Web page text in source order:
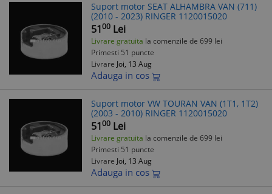
Suport motor SEAT ALHAMBRA VAN (711)
(2010 - 2023) RINGER 1120015020
5100 Lei
Livrare gratuita la comenzile de 699 lei
Primesti 51 puncte
Livrare Joi, 13 Aug
Adauga in cos
Suport motor VW TOURAN VAN (1T1, 1T2)
(2003 - 2010) RINGER 1120015020
5100 Lei
Livrare gratuita la comenzile de 699 lei
Primesti 51 puncte
Livrare Joi, 13 Aug
Adauga in cos